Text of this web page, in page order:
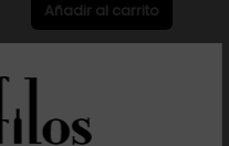
Añadir al carrito